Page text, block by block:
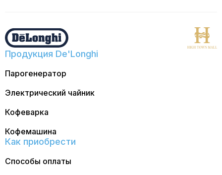
Продукция De'Longhi
Парогенератор
Электрический чайник
Кофеварка
Кофемашина
Как приобрести
Способы оплаты